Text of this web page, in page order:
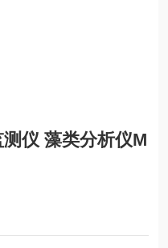
仪 藻类分析仪M